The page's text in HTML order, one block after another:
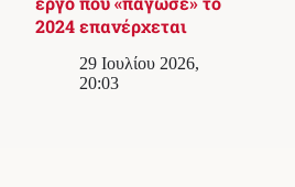
2024 επανέρχεται
29 Ιουλίου 2026,
20:03